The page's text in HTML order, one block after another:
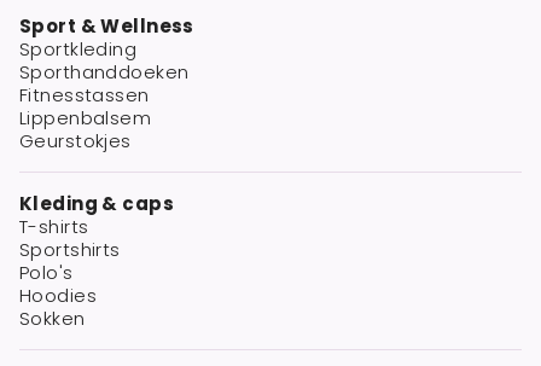
Sport & Wellness
Sportkleding
Sporthanddoeken
Fitnesstassen
Lippenbalsem
Geurstokjes
Kleding & caps
T-shirts
Sportshirts
Polo's
Hoodies
Sokken